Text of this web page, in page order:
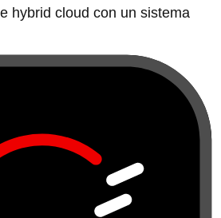
hybrid cloud con un sistema